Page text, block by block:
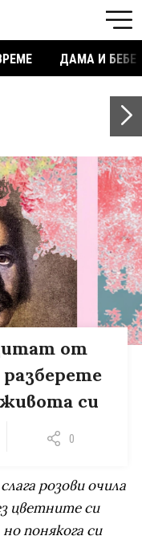
ДАМА И БЕБЕ
от
си
0
розови очила
цветните си
понякога си